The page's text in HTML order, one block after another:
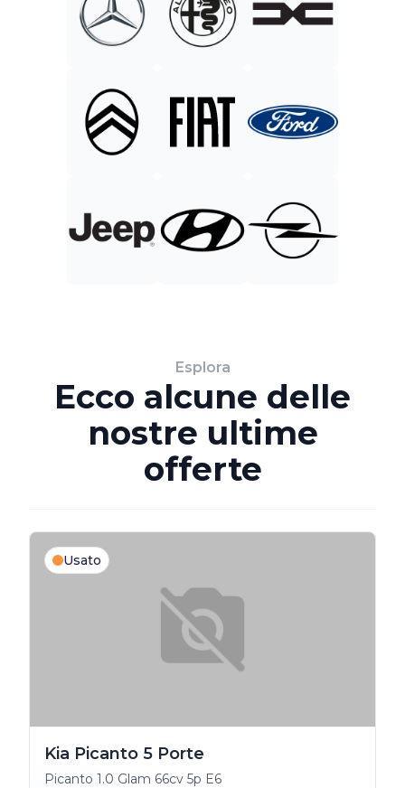
Esplora
Ecco alcune delle
nostre ultime
offerte
Usato
Kia Picanto 5 Porte
Picanto 1.0 Glam 66cv 5p E6